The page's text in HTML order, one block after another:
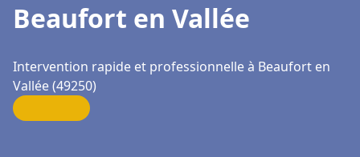
Beaufort en Vallée
Intervention rapide et professionnelle à Beaufort en
Vallée (49250)